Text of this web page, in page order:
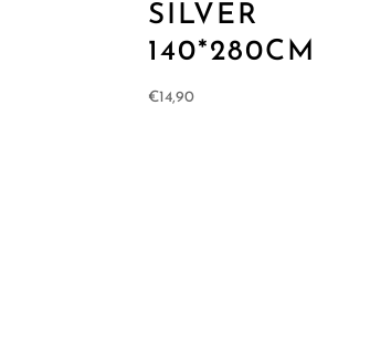
SILVER
140*280CM
€14,90